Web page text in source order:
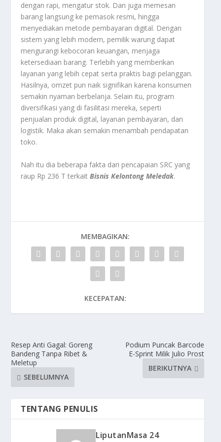
dengan rapi, mengatur stok. Dan juga memesan
barang langsung ke pemasok resmi, hingga
menyediakan metode pembayaran digital. Dengan
sistem yang lebih modern, pemilik warung dapat
mengurangi kebocoran keuangan, menjaga
ketersediaan barang. Terlebih yang memberikan
layanan yang lebih cepat serta praktis bagi pelanggan.
Hasilnya, omzet pun naik signifikan karena konsumen
semakin nyaman berbelanja. Selain itu, program
diversifikasi yang di fasilitasi mereka, seperti
penjualan produk digital, layanan pembayaran, dan
logistik. Maka akan semakin menambah pendapatan
toko.
Nah itu dia beberapa fakta dari pencapaian SRC yang
raup Rp 236 T terkaitBisnis Kelontong Meledak.
MEMBAGIKAN:
KECEPATAN:
Resep Anti Gagal: Goreng
Bandeng Tanpa Ribet &
Meletup
SEBELUMNYA
Podium Puncak Barcode
E-Sprint Milik Julio Prost
BERIKUTNYA
TENTANG PENULIS
LiputanMasa 24